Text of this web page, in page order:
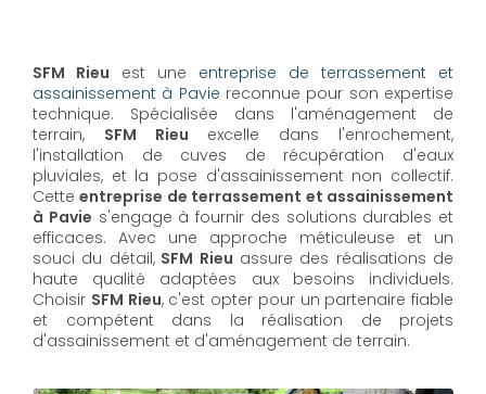
SFM Rieu est une entreprise de terrassement et
assainissement à Pavie reconnue pour son expertise
technique. Spécialisée dans l'aménagement de
terrain, SFM Rieu excelle dans l'enrochement,
l'installation de cuves de récupération d'eaux
pluviales, et la pose d'assainissement non collectif.
Cetteentreprise de terrassement et assainissement
à Pavie s'engage à fournir des solutions durables et
efficaces. Avec une approche méticuleuse et un
souci du détail,SFM Rieu assure des réalisations de
haute qualité adaptées aux besoins individuels.
Choisir SFM Rieu, c'est opter pour un partenaire fiable
et compétent dans la réalisation de projets
d'assainissement et d'aménagement de terrain.